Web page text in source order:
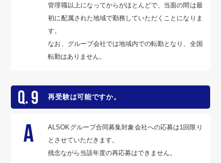
管理職以上になってからがほとんどで、当面の間は最
初に配属された地域で勤務していただくことになりま
す。
なお、グループ会社では地域内での転勤となり、全国
転勤はありません。
再受験は可能ですか。
ALSOKグループ合同募集対象会社への応募は1回限り
とさせていただきます。
残念ながら当該年度の再応募はできません。